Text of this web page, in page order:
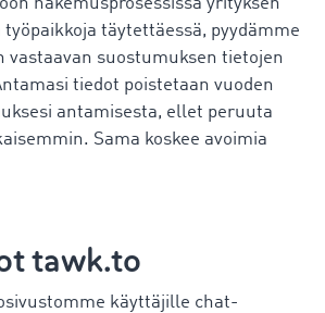
hakemusprosessissa yrityksen
täytettäessä, pyydämme
vastaavan suostumuksen tietojen
tiedot poistetaan vuoden
antamisesta, ellet peruuta
Sama koskee avoimia
tawk.to
käyttäjille chat-